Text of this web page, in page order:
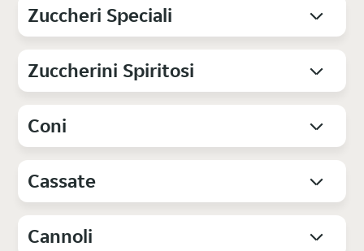
Zuccheri Speciali
Zuccherini Spiritosi
Coni
Cassate
Cannoli